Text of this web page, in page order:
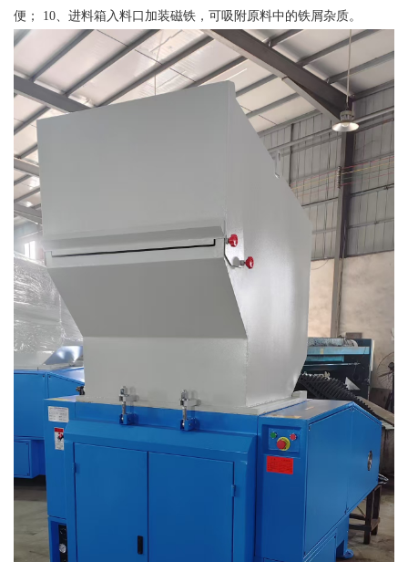
便； 10、进料箱入料口加装磁铁，可吸附原料中的铁屑杂质。